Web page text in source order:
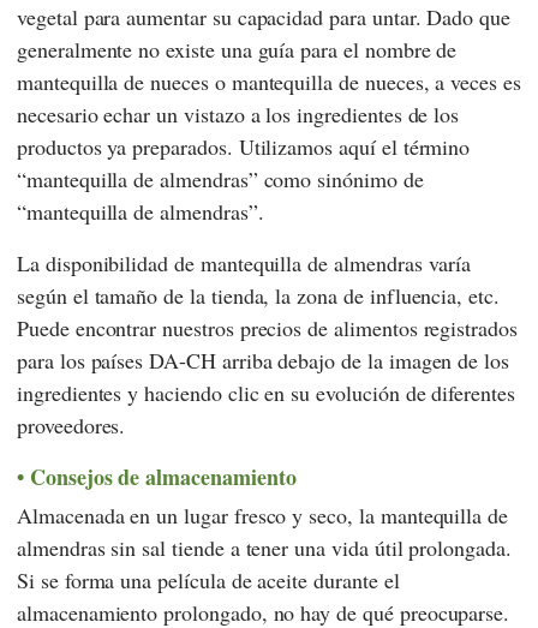
vegetal para aumentar su capacidad para untar. Dado que
generalmente no existe una guía para el nombre de
mantequilla de nueces o mantequilla de nueces, a veces es
necesario echar un vistazo a los ingredientes de los
productos ya preparados. Utilizamos aquí el término
“mantequilla de almendras” como sinónimo de
“mantequilla de almendras”.
La disponibilidad de mantequilla de almendras varía
según el tamaño de la tienda, la zona de influencia, etc.
Puede encontrar nuestros precios de alimentos registrados
para los países DA-CH arriba debajo de la imagen de los
ingredientes y haciendo clic en su evolución de diferentes
proveedores.
Consejos de almacenamiento
Almacenada en un lugar fresco y seco, la mantequilla de
almendras sin sal tiende a tener una vida útil prolongada.
Si se forma una película de aceite durante el
almacenamiento prolongado, no hay de qué preocuparse.